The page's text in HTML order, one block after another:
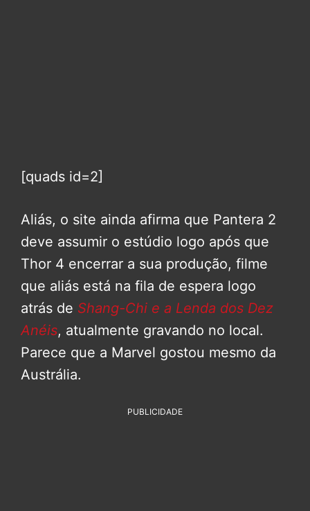
[quads id=2]
Aliás, o site ainda afirma que Pantera 2
deve assumir o estúdio logo após que
Thor 4 encerrar a sua produção, filme
que aliás está na fila de espera logo
atrás de Shang-Chi e a Lenda dos Dez
Anéis, atualmente gravando no local.
Parece que a Marvel gostou mesmo da
Austrália.
PUBLICIDADE